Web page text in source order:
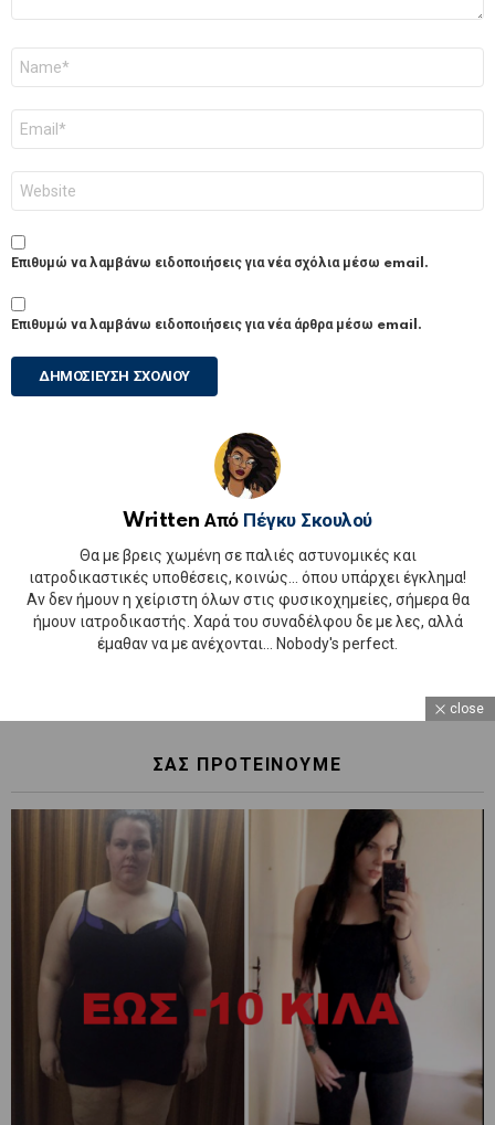
Επιθυμώ να λαμβάνω ειδοποιήσεις για νέα σχόλια μέσω email.
Επιθυμώ να λαμβάνω ειδοποιήσεις για νέα άρθρα μέσω email.
Written Από Πέγκυ Σκουλού
Θα με βρεις χωμένη σε παλιές αστυνομικές και
ιατροδικαστικές υποθέσεις, κοινώς... όπου υπάρχει έγκλημα!
Αν δεν ήμουν η χείριστη όλων στις φυσικοχημείες, σήμερα θα
ήμουν ιατροδικαστής. Χαρά του συναδέλφου δε με λες, αλλά
έμαθαν να με ανέχονται... Nobody's perfect.
ΣΑΣ ΠΡΟΤΕΙΝΟΥΜΕ
close